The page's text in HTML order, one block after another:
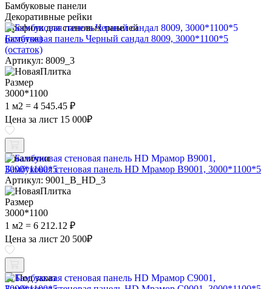
Бамбуковые панели
Декоративные рейки
Профили для стеновых панелей
Бамбуковая панель Черный сандал 8009, 3000*1100*5
(остаток)
Артикул: 8009_3
Размер
3000*1100
1 м2 = 4 545.45 ₽
Цена за лист 15 000₽
В наличии
Бамбуковая стеновая панель HD Мрамор B9001, 3000*1100*5
Артикул: 9001_B_HD_3
Размер
3000*1100
1 м2 = 6 212.12 ₽
Цена за лист 20 500₽
Под заказ